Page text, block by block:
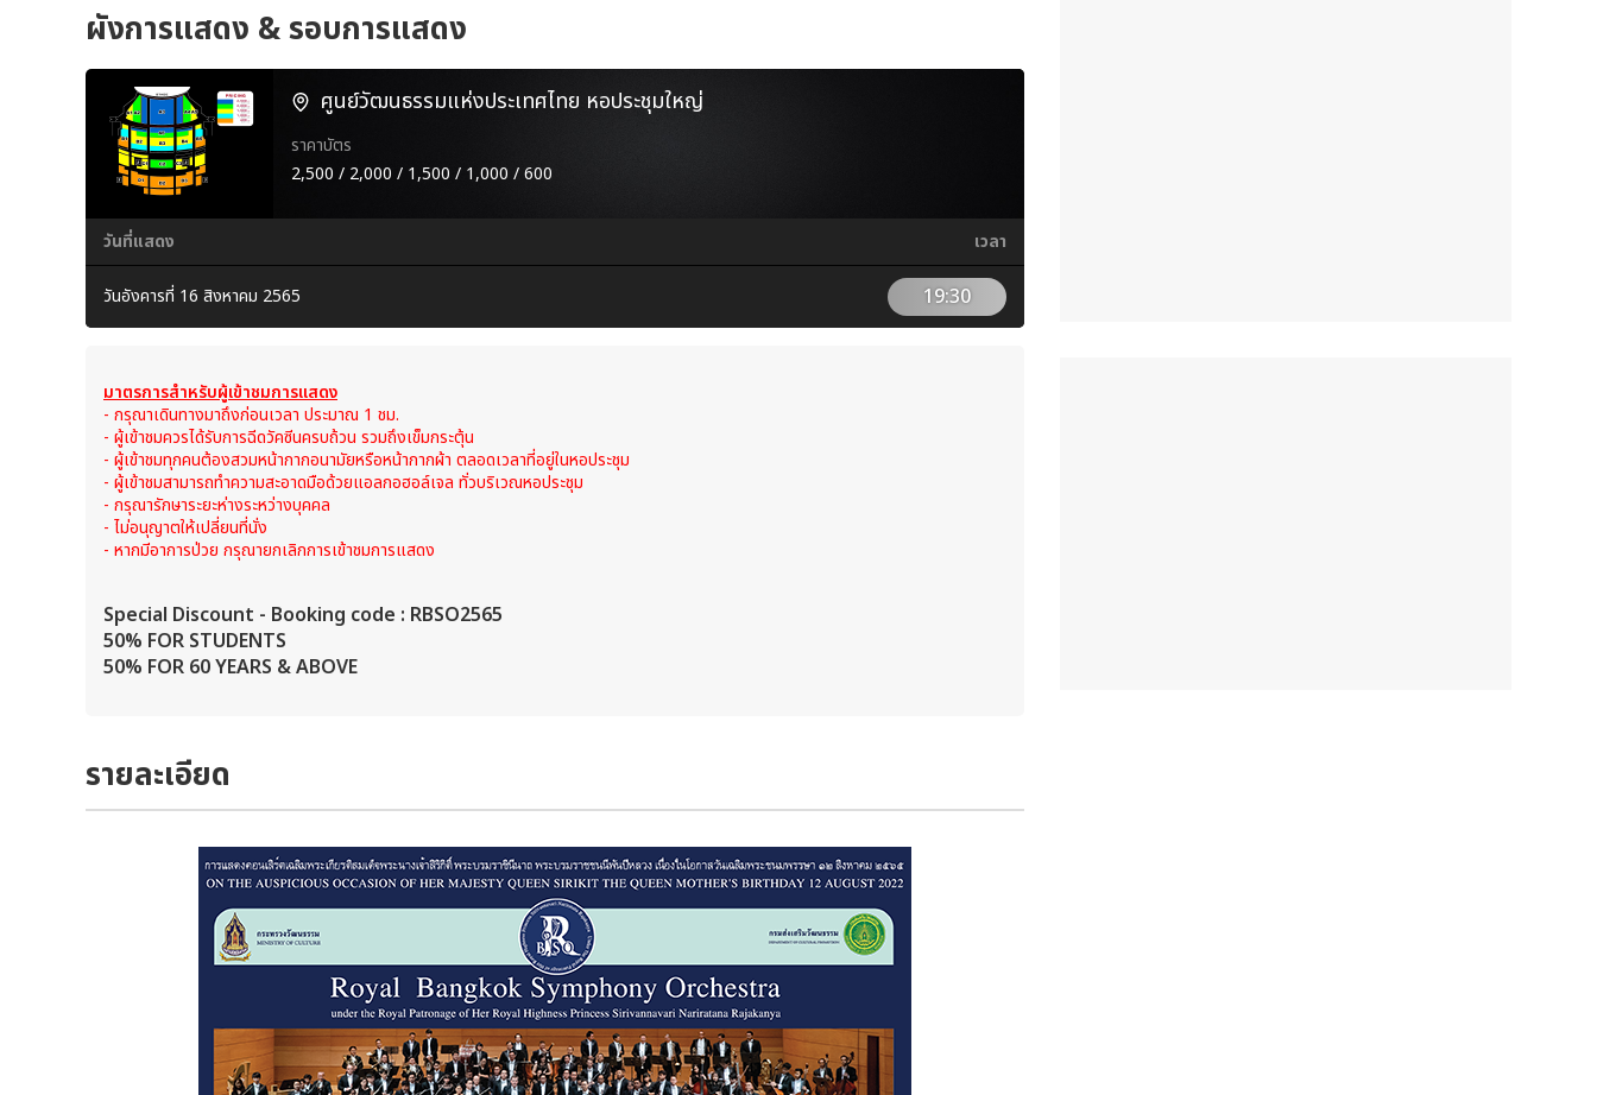
ผังการแสดง & รอบการแสดง
ศูนย์วัฒนธรรมแห่งประเทศไทย หอประชุมใหญ่
ราคาบัตร
2,500 / 2,000 / 1,500 / 1,000 / 600
วันที่แสดง เวลา
วันอังคารที่ 16 สิงหาคม 2565 19:30
มาตรการสำหรับผู้เข้าชมการแสดง
- กรุณาเดินทางมาถึงก่อนเวลา ประมาณ 1 ชม.
- ผู้เข้าชมควรได้รับการฉีดวัคซีนครบถ้วน รวมถึงเข็มกระตุ้น
- ผู้เข้าชมทุกคนต้องสวมหน้ากากอนามัยหรือหน้ากากผ้า ตลอดเวลาที่อยู่ในหอประชุม
- ผู้เข้าชมสามารถทำความสะอาดมือด้วยแอลกอฮอล์เจล ทั่วบริเวณหอประชุม
- กรุณารักษาระยะห่างระหว่างบุคคล
- ไม่อนุญาตให้เปลี่ยนที่นั่ง
- หากมีอาการป่วย กรุณายกเลิกการเข้าชมการแสดง
Special Discount - Booking code : RBSO2565
50% FOR STUDENTS
50% FOR 60 YEARS & ABOVE
รายละเอียด